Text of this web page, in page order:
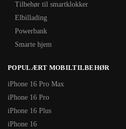
Tilbehør til smartklokker
Elbillading
Powerbank
Smarte hjem
POPULÆRT MOBILTILBEHØR
iPhone 16 Pro Max
iPhone 16 Pro
iPhone 16 Plus
iPhone 16